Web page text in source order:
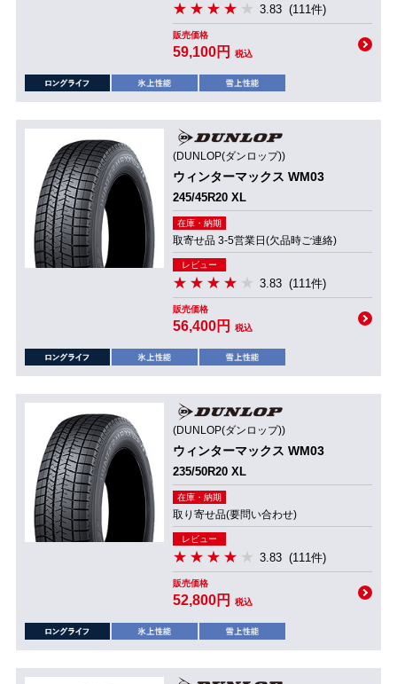
3.83 (111件)
販売価格
59,100円 税込
(DUNLOP(ダンロップ))
ウィンターマックス WM03
245/45R20 XL
在庫・納期
取寄せ品 3-5営業日(欠品時ご連絡)
レビュー
3.83 (111件)
販売価格
56,400円 税込
(DUNLOP(ダンロップ))
ウィンターマックス WM03
235/50R20 XL
在庫・納期
取り寄せ品(要問い合わせ)
レビュー
3.83 (111件)
販売価格
52,800円 税込